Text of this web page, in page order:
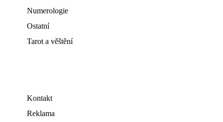
Numerologie
Ostatní
Tarot a věštění
Kontakt
Reklama